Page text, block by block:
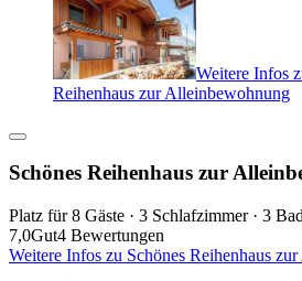
Weitere Infos
Reihenhaus zur Alleinbewohnung
Schönes Reihenhaus zur
Platz für 8 Gäste · 3 Schlafzimmer · 3
7,0Gut4 Bewertungen
Weitere Infos zu Schönes Reihenhaus